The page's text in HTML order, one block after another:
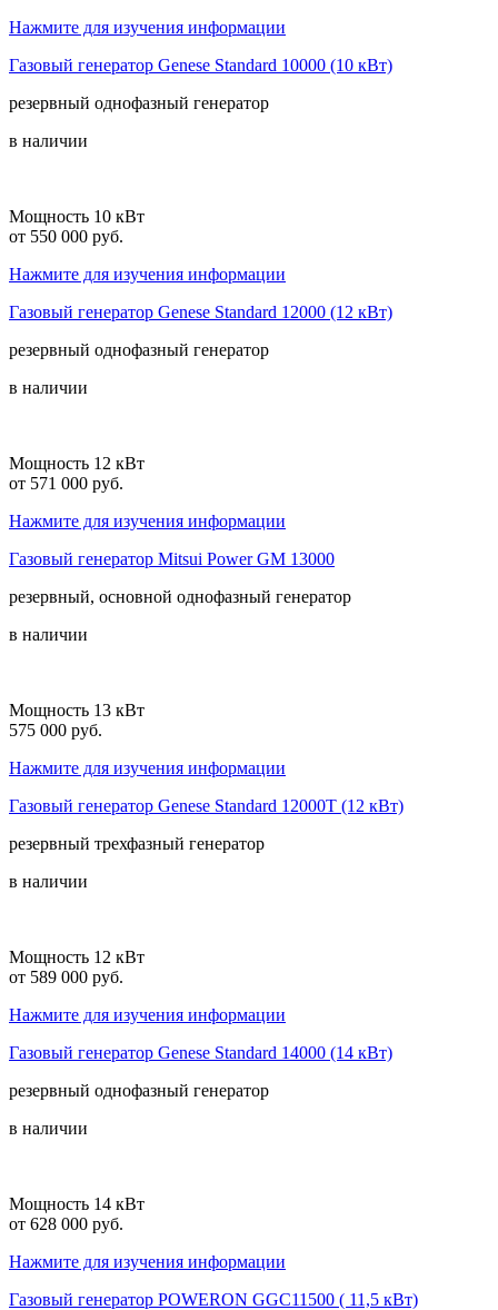
Нажмите для изучения информации
Газовый генератор Genese Standard 10000 (10 кВт)
резервный однофазный генератор
в наличии
Мощность 10 кВт
от 550 000 руб.
Нажмите для изучения информации
Газовый генератор Genese Standard 12000 (12 кВт)
резервный однофазный генератор
в наличии
Мощность 12 кВт
от 571 000 руб.
Нажмите для изучения информации
Газовый генератор Mitsui Power GM 13000
резервный, основной однофазный генератор
в наличии
Мощность 13 кВт
575 000 руб.
Нажмите для изучения информации
Газовый генератор Genese Standard 12000T (12 кВт)
резервный трехфазный генератор
в наличии
Мощность 12 кВт
от 589 000 руб.
Нажмите для изучения информации
Газовый генератор Genese Standard 14000 (14 кВт)
резервный однофазный генератор
в наличии
Мощность 14 кВт
от 628 000 руб.
Нажмите для изучения информации
Газовый генератор POWERON GGC11500 ( 11,5 кВт)